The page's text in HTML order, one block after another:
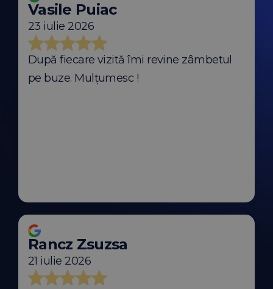
Vasile Puiac
23 iulie 2026
După fiecare vizită îmi revine zâmbetul
pe buze. Mulțumesc !
Rancz Zsuzsa
21 iulie 2026